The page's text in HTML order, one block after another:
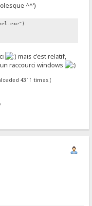
^^')
mais c'est relatif,
raccourci windows
4311 times.)